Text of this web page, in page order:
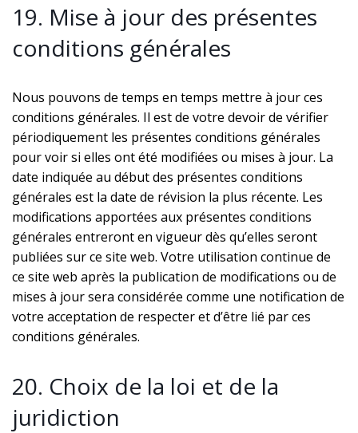
19. Mise à jour des présentes
conditions générales
Nous pouvons de temps en temps mettre à jour ces
conditions générales. Il est de votre devoir de vérifier
périodiquement les présentes conditions générales
pour voir si elles ont été modifiées ou mises à jour. La
date indiquée au début des présentes conditions
générales est la date de révision la plus récente. Les
modifications apportées aux présentes conditions
générales entreront en vigueur dès qu’elles seront
publiées sur ce site web. Votre utilisation continue de
ce site web après la publication de modifications ou de
mises à jour sera considérée comme une notification de
votre acceptation de respecter et d’être lié par ces
conditions générales.
20. Choix de la loi et de la
juridiction